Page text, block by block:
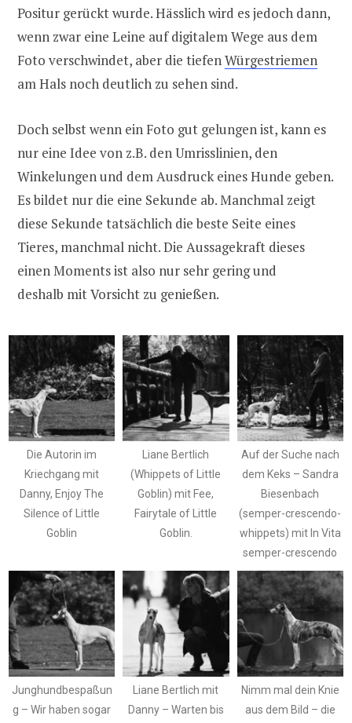
Positur gerückt wurde. Hässlich wird es jedoch dann,
wenn zwar eine Leine auf digitalem Wege aus dem
Foto verschwindet, aber die tiefenWürgestriemen
am Hals noch deutlich zu sehen sind.
Doch selbst wenn ein Foto gut gelungen ist, kann es
nur eine Idee von z.B. den Umrisslinien, den
Winkelungen und dem Ausdruck eines Hunde geben.
Es bildet nur die eine Sekunde ab. Manchmal zeigt
diese Sekunde tatsächlich die beste Seite eines
Tieres, manchmal nicht. Die Aussagekraft dieses
einen Moments ist also nur sehr gering und
deshalb mit Vorsicht zu genießen.
Die Autorin im
Kriechgang mit
Danny, Enjoy The
Silence of Little
Goblin
Liane Bertlich
(Whippets of Little
Goblin) mit Fee,
Fairytale of Little
Goblin.
Auf der Suche nach
dem Keks – Sandra
Biesenbach
(semper-crescendo-
whippets) mit In Vita
semper-crescendo
Junghundbespaßun
g – Wir haben sogar
Liane Bertlich mit
Danny – Warten bis
Nimm mal dein Knie
aus dem Bild – die